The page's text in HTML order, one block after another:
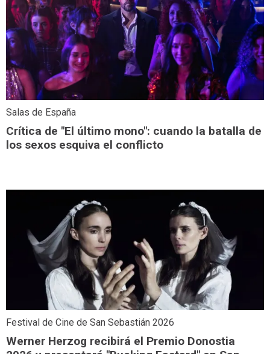
Salas de España
Crítica de "El último mono": cuando la batalla de
los sexos esquiva el conflicto
Festival de Cine de San Sebastián 2026
Werner Herzog recibirá el Premio Donostia